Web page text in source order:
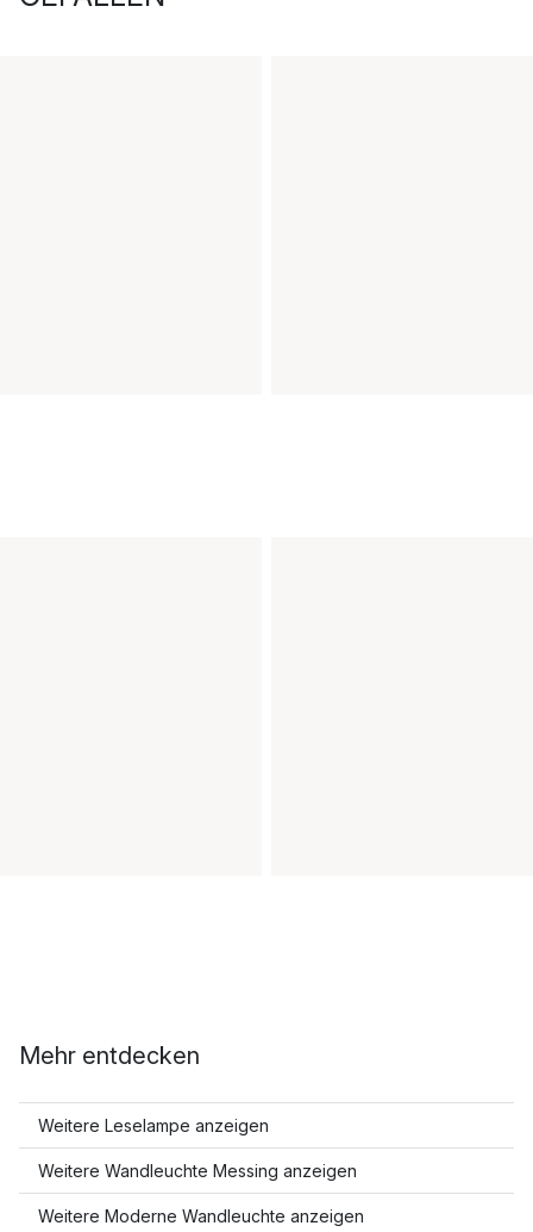
Mehr entdecken
Weitere Leselampe anzeigen
Weitere Wandleuchte Messing anzeigen
Weitere Moderne Wandleuchte anzeigen